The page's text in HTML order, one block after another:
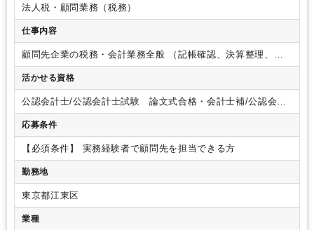
法人税・顧問業務（税務）
仕事内容
顧問先企業の税務・会計業務全般 （記帳確認、決算整理、給
与計算など）1社を丸ごと担当
活かせる資格
公認会計士/公認会計士試験 論文式合格・会計士補/公認会計
士試験 短答式合格/税理士/税理士 シングルマスター/税理
士 ダブルマスター/税理士試験 １科目合格/税理士試験 ２
応募条件
【必須条件】 実務経験者で顧問先を担当できる方
勤務地
東京都江東区
業種